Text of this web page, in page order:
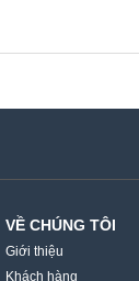
VỀ CHÚNG TÔI
Giới thiệu
Khách hàng